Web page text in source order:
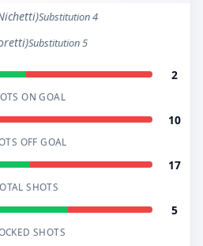
Substitution 4
Substitution 5
2
ON GOAL
10
OFF GOAL
17
SHOTS
5
SHOTS